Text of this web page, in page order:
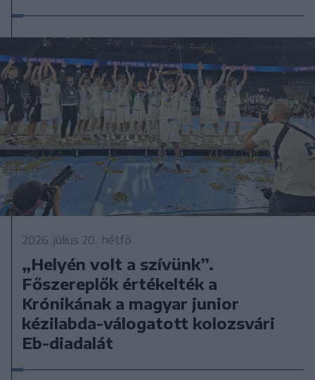
2026. július 20., hétfő
„Helyén volt a szívünk”.
Főszereplők értékelték a
Krónikának a magyar junior
kézilabda-válogatott kolozsvári
Eb-diadalát